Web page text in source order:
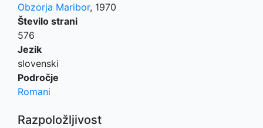
Obzorja Maribor, 1970
Število strani
576
Jezik
slovenski
Področje
Romani
Razpoložljivost